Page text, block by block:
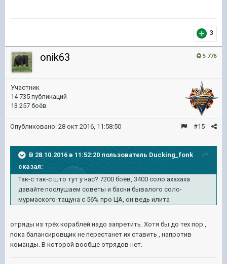
3
5 776
onik63
Участник
14 735 публикаций
13 257 боёв
#15
Опубликовано: 28 окт 2016, 11:58:50
В 28.10.2016 в 11:52:20 пользователь Ducking_fonk
сказал:
Так-с так-с што тут у нас? 7200 боёв, 3400 соло ахахаха
давайте послушаем советы и басни бывалого соло-
мурмаского-тащуна с 56% про ЦА, он ведь илита
отряды из трёх кораблей надо запретить. Хотя бы до тех пор ,
пока балансировщик не перестанет их ставить , напротив
команды. В которой вообще отрядов нет.